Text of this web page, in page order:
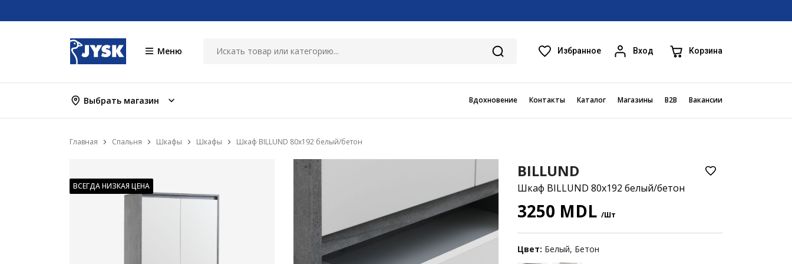
Меню Избранное Вход Корзина
Выбрать магазин Вдохновение Контакты Каталог Магазины B2B Вакансии
Главная Спальня Шкафы Шкафы Шкаф BILLUND 80x192 белый/бетон
ВСЕГДА НИЗКАЯ ЦЕНА
BILLUND
Шкаф BILLUND 80x192 белый/бетон
3250 MDL /Шт
Цвет: Белый, Бетон